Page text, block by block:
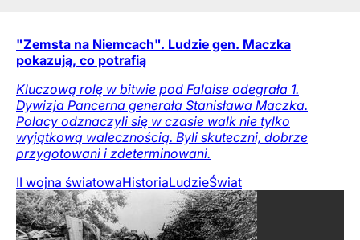
"Zemsta na Niemcach". Ludzie gen. Maczka
pokazują, co potrafią
Kluczową rolę w bitwie pod Falaise odegrała 1.
Dywizja Pancerna generała Stanisława Maczka.
Polacy odznaczyli się w czasie walk nie tylko
wyjątkową walecznością. Byli skuteczni, dobrze
przygotowani i zdeterminowani.
II wojna światowaHistoriaLudzieŚwiat